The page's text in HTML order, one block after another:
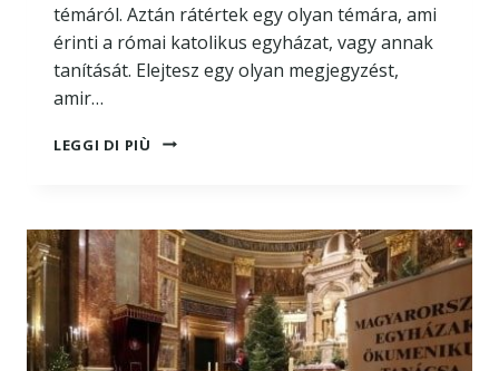
témáról. Aztán rátértek egy olyan témára, ami
érinti a római katolikus egyházat, vagy annak
tanítását. Elejtesz egy olyan megjegyzést,
amir…
LEGGI DI PIÙ
ÖKUMENIKUS